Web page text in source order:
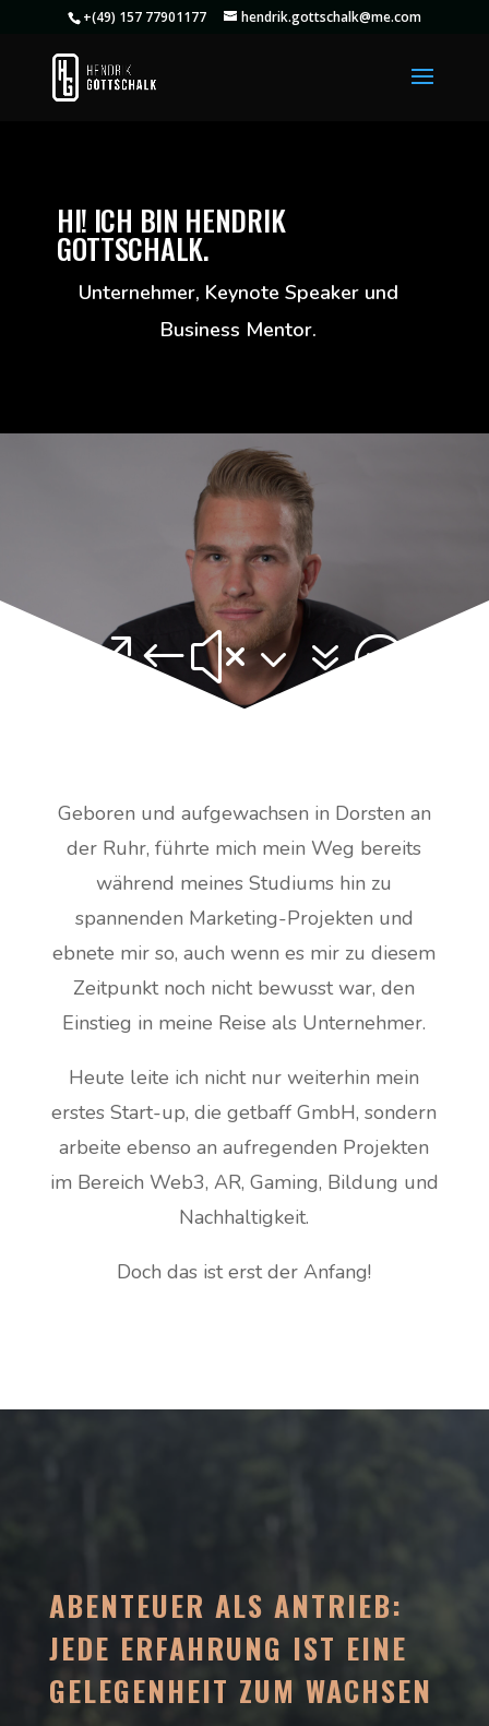
+(49) 157 77901177 hendrik.gottschalk@me.com
HI! ICH BIN HENDRIK
GOTTSCHALK.
Unternehmer, Keynote Speaker und
Business Mentor.
&#x37;
Geboren und aufgewachsen in Dorsten an
der Ruhr, führte mich mein Weg bereits
während meines Studiums hin zu
spannenden Marketing-Projekten und
ebnete mir so, auch wenn es mir zu diesem
Zeitpunkt noch nicht bewusst war, den
Einstieg in meine Reise als Unternehmer.
Heute leite ich nicht nur weiterhin mein
erstes Start-up, die getbaff GmbH, sondern
arbeite ebenso an aufregenden Projekten
im Bereich Web3, AR, Gaming, Bildung und
Nachhaltigkeit.
Doch das ist erst der Anfang!
ABENTEUER ALS ANTRIEB:
JEDE ERFAHRUNG IST EINE
GELEGENHEIT ZUM WACHSEN